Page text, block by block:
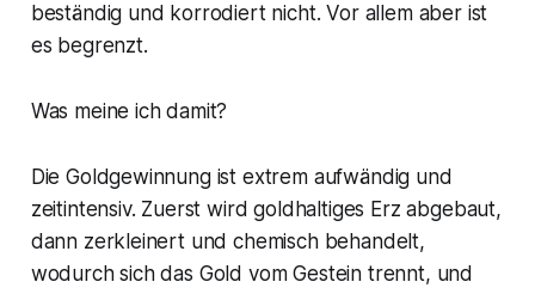
beständig und korrodiert nicht. Vor allem aber ist
es begrenzt.
Was meine ich damit?
Die Goldgewinnung ist extrem aufwändig und
zeitintensiv. Zuerst wird goldhaltiges Erz abgebaut,
dann zerkleinert und chemisch behandelt,
wodurch sich das Gold vom Gestein trennt, und